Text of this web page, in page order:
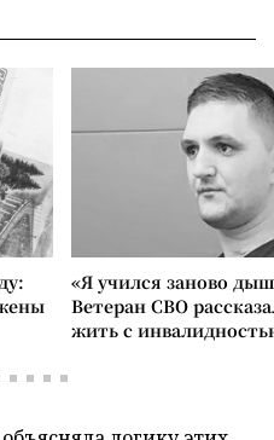
«Я учился заново
Ветеран СВО
жить с